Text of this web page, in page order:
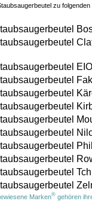
zu folgenden
Marken®gehören